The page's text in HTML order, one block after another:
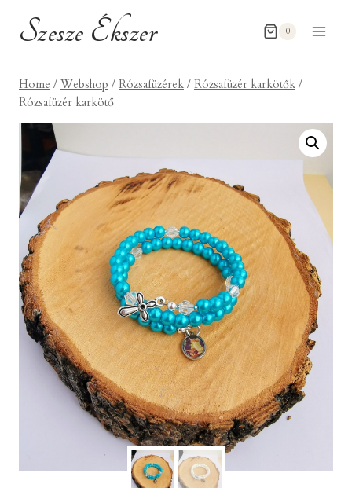
Szesze Ékszer 0
Home / Webshop / Rózsafüzérek / Rózsafüzér karkötők /
Rózsafüzér karkötő